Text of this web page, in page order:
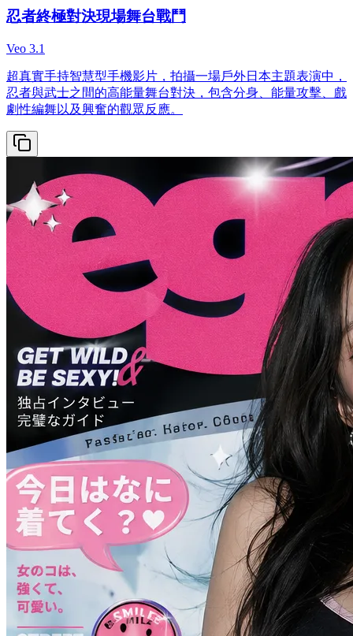
忍者終極對決現場舞台戰鬥
Veo 3.1
超真實手持智慧型手機影片，拍攝一場戶外日本主題表演中，
忍者與武士之間的高能量舞台對決，包含分身、能量攻擊、戲
劇性編舞以及興奮的觀眾反應。